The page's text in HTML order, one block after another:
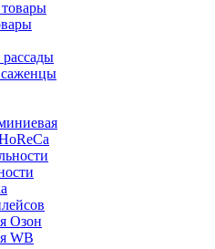
Озон
WB